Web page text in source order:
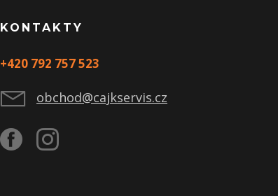
KONTAKTY
+420 792 757 523
obchod@cajkservis.cz